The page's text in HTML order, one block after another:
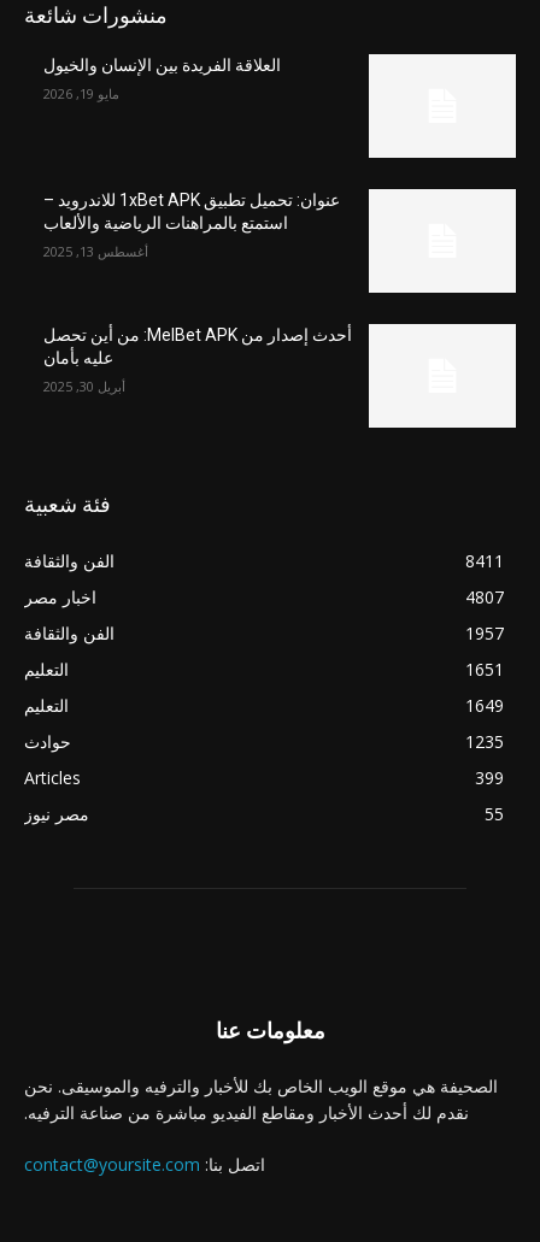
منشورات شائعة
العلاقة الفريدة بين الإنسان والخيول
مايو 19, 2026
عنوان: تحميل تطبيق 1xBet APK للاندرويد –
استمتع بالمراهنات الرياضية والألعاب
أغسطس 13, 2025
أحدث إصدار من MelBet APK: من أين تحصل
عليه بأمان
أبريل 30, 2025
فئة شعبية
الفن والثقافة
8411
اخبار مصر
4807
الفن والثقافة
1957
التعليم
1651
التعليم
1649
حوادث
1235
Articles
399
مصر نيوز
55
معلومات عنا
الصحيفة هي موقع الويب الخاص بك للأخبار والترفيه والموسيقى. نحن
نقدم لك أحدث الأخبار ومقاطع الفيديو مباشرة من صناعة الترفيه.
اتصل بنا: contact@yoursite.com